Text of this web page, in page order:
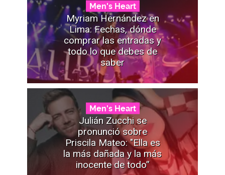
Men's Heart
Myriam Hernández en
Lima: Fechas, dónde
comprar las entradas y
todo lo que debes de
saber
Men's Heart
Julián Zucchi se
pronunció sobre
Priscila Mateo: "Ella es
la más dañada y la más
inocente de todo”